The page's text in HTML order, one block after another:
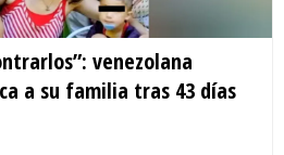
venezolana
a su familia tras 43 días